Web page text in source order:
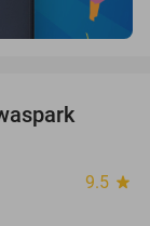
9.5 star